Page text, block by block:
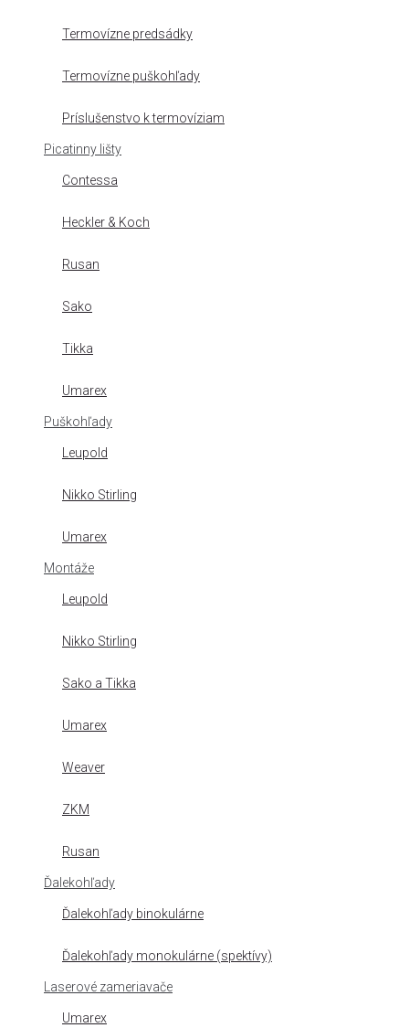
Termovízne predsádky
Termovízne puškohľady
Príslušenstvo k termovíziam
Picatinny lišty
Contessa
Heckler & Koch
Rusan
Sako
Tikka
Umarex
Puškohľady
Leupold
Nikko Stirling
Umarex
Montáže
Leupold
Nikko Stirling
Sako a Tikka
Umarex
Weaver
ZKM
Rusan
Ďalekohľady
Ďalekohľady binokulárne
Ďalekohľady monokulárne (spektívy)
Laserové zameriavače
Umarex